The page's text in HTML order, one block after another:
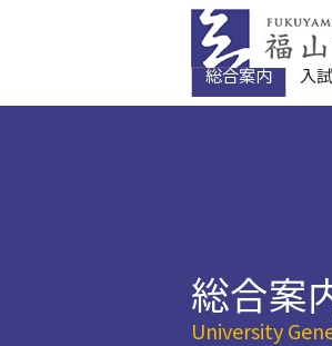
本
文
へ
移
総合案内 入
総合案
University